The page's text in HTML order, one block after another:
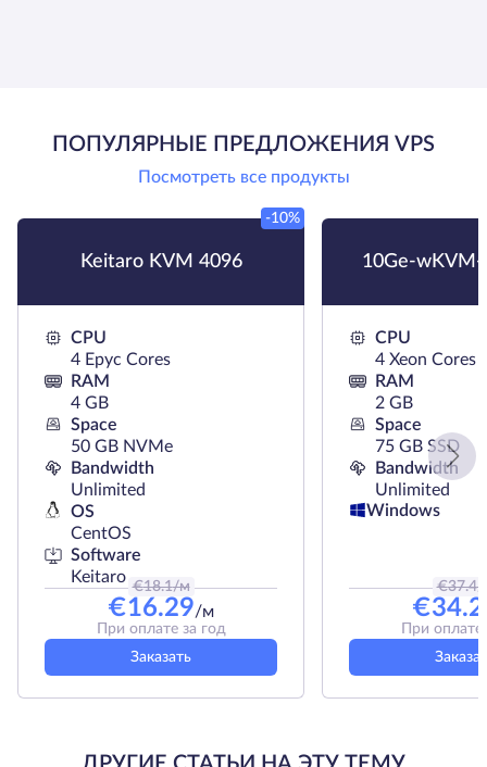
ПОПУЛЯРНЫЕ ПРЕДЛОЖЕНИЯ VPS
Посмотреть все продукты
Keitaro KVM 4096
-10%
CPU
4 Epyc Cores
RAM
4 GB
Space
50 GB NVMe
Bandwidth
Unlimited
OS
CentOS
Software
Keitaro
€18.1/м
€16.29/м
При оплате за год
Заказать
10Ge-wKVM-
CPU
4 Xeon Cores
RAM
2 GB
Space
75 GB SSD
Bandwidth
Unlimited
Windows
€37.4/
€
При оплате